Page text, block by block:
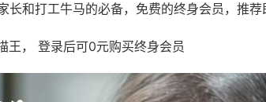
和打工牛马的必备，免费的终身会员，推荐
， 登录后可0元购买终身会员